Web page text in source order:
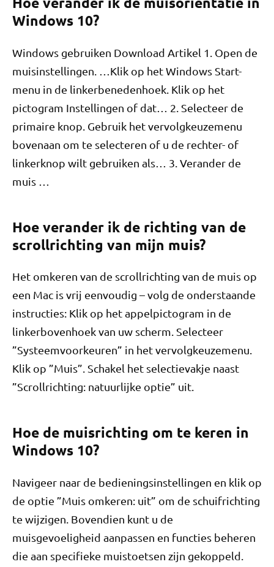
Windows 10?
Windows gebruiken Download Artikel 1. Open de
muisinstellingen. …Klik op het Windows Start-
menu in de linkerbenedenhoek. Klik op het
pictogram Instellingen of dat… 2. Selecteer de
primaire knop. Gebruik het vervolgkeuzemenu
bovenaan om te selecteren of u de rechter- of
linkerknop wilt gebruiken als… 3. Verander de
muis …
Hoe verander ik de richting van de
scrollrichting van mijn muis?
Het omkeren van de scrollrichting van de muis op
een Mac is vrij eenvoudig – volg de onderstaande
instructies: Klik op het appelpictogram in de
linkerbovenhoek van uw scherm. Selecteer
”Systeemvoorkeuren” in het vervolgkeuzemenu.
Klik op ”Muis”. Schakel het selectievakje naast
”Scrollrichting: natuurlijke optie” uit.
Hoe de muisrichting om te keren in
Windows 10?
Navigeer naar de bedieningsinstellingen en klik op
de optie ”Muis omkeren: uit” om de schuifrichting
te wijzigen. Bovendien kunt u de
muisgevoeligheid aanpassen en functies beheren
die aan specifieke muistoetsen zijn gekoppeld.